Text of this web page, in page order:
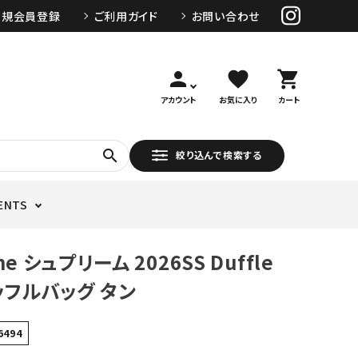
会員登録 ご利用ガイド お問い合わせ
person
アカウント
favorite
お気に入り
shopping_cart
カート
search 絞り込んで検索する
シュプリーム 2026SS Duffle
ルバッグ タン